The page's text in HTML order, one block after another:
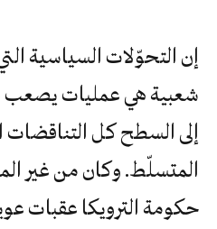
إن التحوّلات السياسية
شعبية هي عمليات يصعب
إلى السطح كل التناقضات
المتسلّط. وكان من غير
حكومة الترويكا عقبات